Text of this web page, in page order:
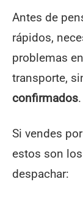
Antes de
rápidos,
problemas
transporte,
confirmados.
Si vendes
estos son los
despachar: